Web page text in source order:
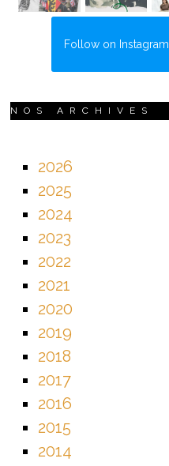
Follow on Instagram
NOS ARCHIVES
2026
2025
2024
2023
2022
2021
2020
2019
2018
2017
2016
2015
2014